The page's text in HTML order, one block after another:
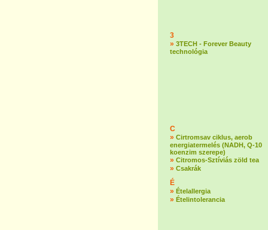
3
» 3TECH - Forever Beauty
technológia
C
» Cirtromsav ciklus, aerob
energiatermelés (NADH, Q-10
koenzim szerepe)
» Citromos-Sztíviás zöld tea
» Csakrák
É
» Ételallergia
» Ételintolerancia